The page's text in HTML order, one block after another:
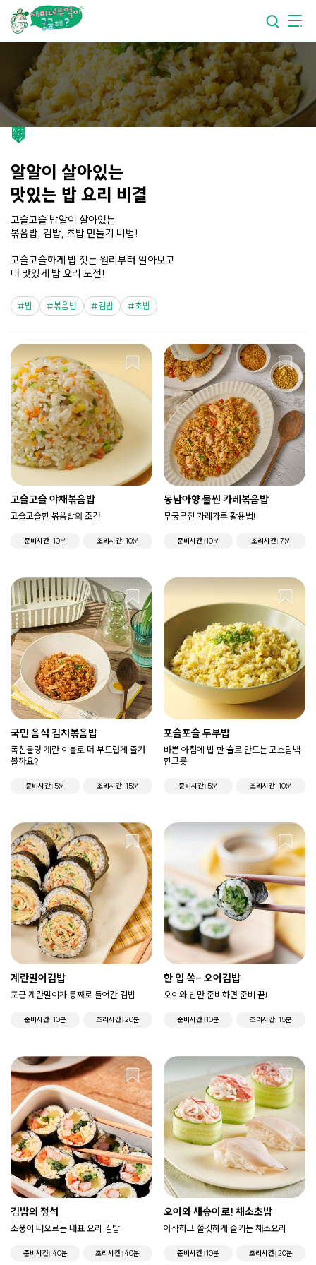
요리가건강해지는부엌
요리가쉬워지는부엌
알알이 살아있는
맛있는 밥 요리 비결
고슬고슬 밥알이 살아있는
볶음밥, 김밥, 초밥 만들기 비법!
고슬고슬하게 밥 짓는 원리부터 알아보고
더 맛있게 밥 요리 도전!
밥 볶음밥 김밥 초밥
고슬고슬 야채볶음밥
고슬고슬한 볶음밥의 조건
준비시간 10분 조리시간 10분
동남아향 물씬 카레볶음밥
무궁무진 카레가루 활용법!
준비시간 10분 조리시간 7분
국민 음식 김치볶음밥
폭신몰랑 계란 이불로 더 부드럽게 즐겨
볼까요?
준비시간 5분 조리시간 15분
포슬포슬 두부밥
바쁜 아침에 밥 한 술로 만드는 고소담백
한그릇
준비시간 5분 조리시간 10분
계란말이김밥
포근 계란말이가 통째로 들어간 김밥
준비시간 10분 조리시간 20분
한 입 쏙- 오이김밥
오이와 밥만 준비하면 준비 끝!
준비시간 10분 조리시간 15분
김밥의 정석
소풍이 떠오르는 대표 요리 김밥
준비시간 40분 조리시간 40분
오이와 새송이로! 채소초밥
아삭하고 쫄깃하게 즐기는 채소요리
준비시간 10분 조리시간 20분